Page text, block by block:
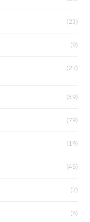
(23)
(9)
(27)
(39)
(79)
(19)
(45)
(7)
(5)